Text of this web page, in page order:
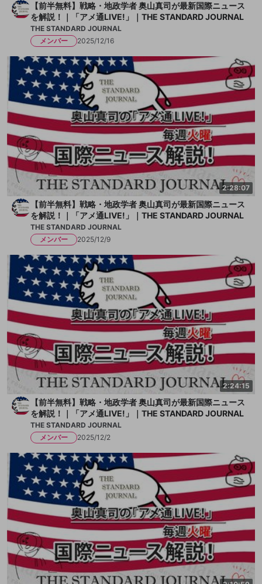
【前半無料】戦略・地政学者 奥山真司が最新国際ニュース
を解説！｜「アメ通LIVE!」｜THE STANDARD JOURNAL
THE STANDARD JOURNAL
メンバー
2025/12/16
2:28:07
【前半無料】戦略・地政学者 奥山真司が最新国際ニュース
を解説！｜「アメ通LIVE!」｜THE STANDARD JOURNAL
THE STANDARD JOURNAL
メンバー
2025/12/9
2:24:15
【前半無料】戦略・地政学者 奥山真司が最新国際ニュース
を解説！｜「アメ通LIVE!」｜THE STANDARD JOURNAL
THE STANDARD JOURNAL
メンバー
2025/12/2